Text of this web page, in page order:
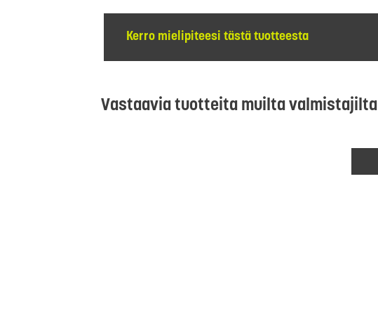
Kerro mielipiteesi tästä tuotteesta
Vastaavia tuotteita muilta valmistajilta